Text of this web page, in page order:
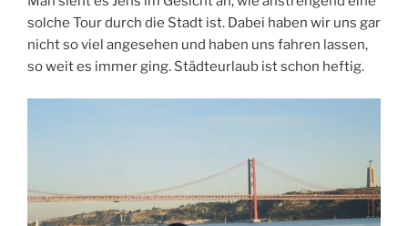
solche Tour durch die Stadt ist. Dabei haben wir uns gar
nicht so viel angesehen und haben uns fahren lassen,
so weit es immer ging. Städteurlaub ist schon heftig.